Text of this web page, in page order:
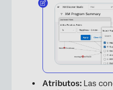
Atributos: Las